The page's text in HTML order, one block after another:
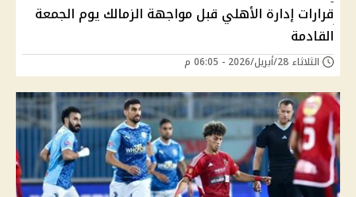
قرارات إدارة الأهلي قبل مواجهة الزمالك يوم الجمعة
القادمة
الثلاثاء 28/أبريل/2026 - 06:05 م